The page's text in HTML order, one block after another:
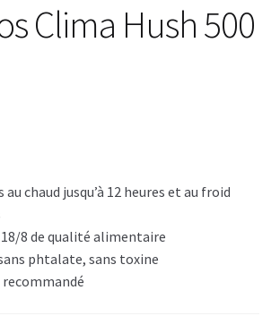
Clima Hush 500
au chaud jusqu’à 12 heures et au froid
8 de qualité alimentaire
phtalate, sans toxine
recommandé